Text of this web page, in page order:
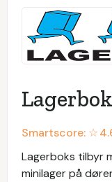
Smartscore: ☆
Lagerboks tilbyr
minilager på